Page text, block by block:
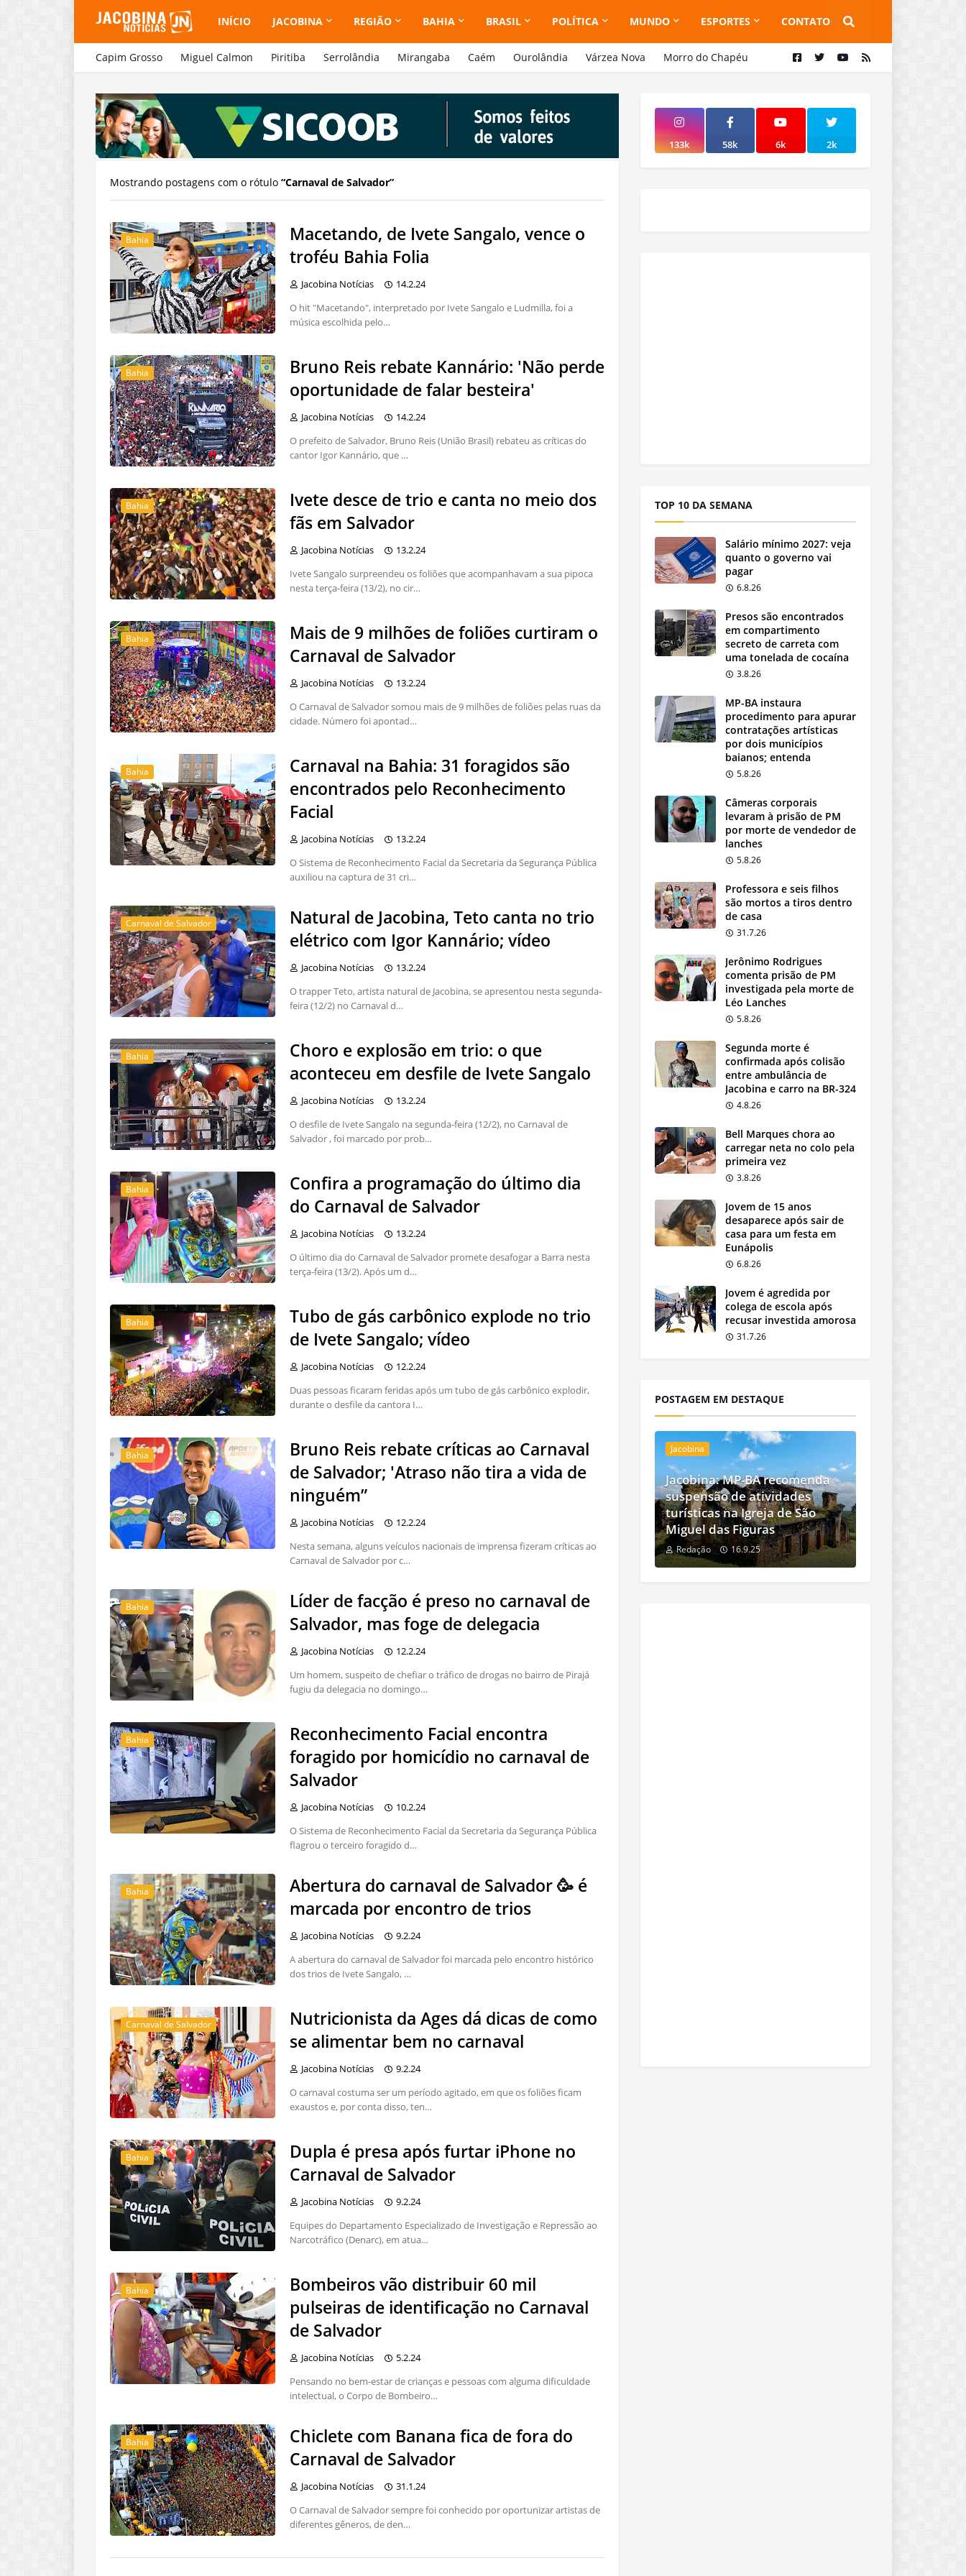
INÍCIO JACOBINA REGIÃO BAHIA BRASIL POLÍTICA MUNDO ESPORTES CONTATO
Capim Grosso Miguel Calmon Piritiba Serrolândia Mirangaba Caém Ourolândia Várzea Nova Morro do Chapéu
Mostrando postagens com o rótulo Carnaval de Salvador
Bahia
Macetando, de Ivete Sangalo, vence o
troféu Bahia Folia
Jacobina Notícias
14.2.24
O hit "Macetando", interpretado por Ivete Sangalo e Ludmilla, foi a
música escolhida pelo…
Bahia
Bruno Reis rebate Kannário: 'Não perde
oportunidade de falar besteira'
Jacobina Notícias
14.2.24
O prefeito de Salvador, Bruno Reis (União Brasil) rebateu as críticas do
cantor Igor Kannário, que …
Bahia
Ivete desce de trio e canta no meio dos
fãs em Salvador
Jacobina Notícias
13.2.24
Ivete Sangalo surpreendeu os foliões que acompanhavam a sua pipoca
nesta terça-feira (13/2), no cir…
Bahia
Mais de 9 milhões de foliões curtiram o
Carnaval de Salvador
Jacobina Notícias
13.2.24
O Carnaval de Salvador somou mais de 9 milhões de foliões pelas ruas da
cidade. Número foi apontad…
Bahia
Carnaval na Bahia: 31 foragidos são
encontrados pelo Reconhecimento
Facial
Jacobina Notícias
13.2.24
O Sistema de Reconhecimento Facial da Secretaria da Segurança Pública
auxiliou na captura de 31 cri…
Carnaval de Salvador
Natural de Jacobina, Teto canta no trio
elétrico com Igor Kannário; vídeo
Jacobina Notícias
13.2.24
O trapper Teto, artista natural de Jacobina, se apresentou nesta segunda-
feira (12/2) no Carnaval d…
Bahia
Choro e explosão em trio: o que
aconteceu em desfile de Ivete Sangalo
Jacobina Notícias
13.2.24
O desfile de Ivete Sangalo na segunda-feira (12/2), no Carnaval de
Salvador , foi marcado por prob…
Bahia
Confira a programação do último dia
do Carnaval de Salvador
Jacobina Notícias
13.2.24
O último dia do Carnaval de Salvador promete desafogar a Barra nesta
terça-feira (13/2). Após um d…
Bahia
Tubo de gás carbônico explode no trio
de Ivete Sangalo; vídeo
Jacobina Notícias
12.2.24
Duas pessoas ficaram feridas após um tubo de gás carbônico explodir,
durante o desfile da cantora I…
Bahia
Bruno Reis rebate críticas ao Carnaval
de Salvador; 'Atraso não tira a vida de
ninguém”
Jacobina Notícias
12.2.24
Nesta semana, alguns veículos nacionais de imprensa fizeram críticas ao
Carnaval de Salvador por c…
Bahia
Líder de facção é preso no carnaval de
Salvador, mas foge de delegacia
Jacobina Notícias
12.2.24
Um homem, suspeito de chefiar o tráfico de drogas no bairro de Pirajá
fugiu da delegacia no domingo…
Bahia
Reconhecimento Facial encontra
foragido por homicídio no carnaval de
Salvador
Jacobina Notícias
10.2.24
O Sistema de Reconhecimento Facial da Secretaria da Segurança Pública
flagrou o terceiro foragido d…
Bahia
Abertura do carnaval de Salvador 🥳 é
marcada por encontro de trios
Jacobina Notícias
9.2.24
A abertura do carnaval de Salvador foi marcada pelo encontro histórico
dos trios de Ivete Sangalo, …
Carnaval de Salvador
Nutricionista da Ages dá dicas de como
se alimentar bem no carnaval
Jacobina Notícias
9.2.24
O carnaval costuma ser um período agitado, em que os foliões ficam
exaustos e, por conta disso, ten…
Bahia
Dupla é presa após furtar iPhone no
Carnaval de Salvador
Jacobina Notícias
9.2.24
Equipes do Departamento Especializado de Investigação e Repressão ao
Narcotráfico (Denarc), em atua…
Bahia
Bombeiros vão distribuir 60 mil
pulseiras de identificação no Carnaval
de Salvador
Jacobina Notícias
5.2.24
Pensando no bem-estar de crianças e pessoas com alguma dificuldade
intelectual, o Corpo de Bombeiro…
Bahia
Chiclete com Banana fica de fora do
Carnaval de Salvador
Jacobina Notícias
31.1.24
O Carnaval de Salvador sempre foi conhecido por oportunizar artistas de
diferentes gêneros, de den…
133k 58k 6k 2k
TOP 10 DA SEMANA
Salário mínimo 2027: veja
quanto o governo vai
pagar
6.8.26
Presos são encontrados
em compartimento
secreto de carreta com
uma tonelada de cocaína
3.8.26
MP-BA instaura
procedimento para apurar
contratações artísticas
por dois municípios
baianos; entenda
5.8.26
Câmeras corporais
levaram à prisão de PM
por morte de vendedor de
lanches
5.8.26
Professora e seis filhos
são mortos a tiros dentro
de casa
31.7.26
Jerônimo Rodrigues
comenta prisão de PM
investigada pela morte de
Léo Lanches
5.8.26
Segunda morte é
confirmada após colisão
entre ambulância de
Jacobina e carro na BR-324
4.8.26
Bell Marques chora ao
carregar neta no colo pela
primeira vez
3.8.26
Jovem de 15 anos
desaparece após sair de
casa para um festa em
Eunápolis
6.8.26
Jovem é agredida por
colega de escola após
recusar investida amorosa
31.7.26
POSTAGEM EM DESTAQUE
Jacobina
Jacobina: MP-BA recomenda
suspensão de atividades
turísticas na Igreja de São
Miguel das Figuras
Redação 16.9.25